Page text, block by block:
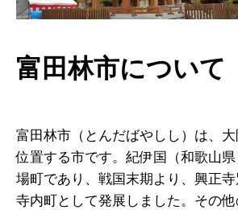
富田林市について
富田林市（とんだばやしし）は、
位置する市です。紀伊国（和歌山
場町であり、戦国末期より、興正
寺内町として発展しました。その